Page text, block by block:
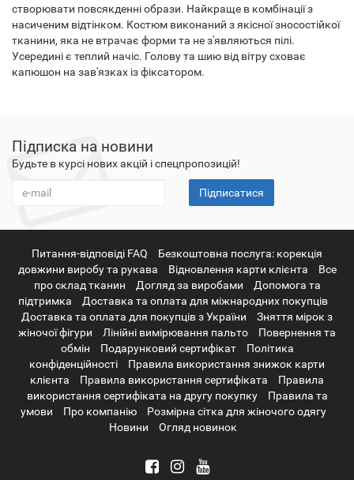
створювати повсякденні образи. Найкраще в комбінації з
насиченим відтінком. Костюм виконаний з якісної зносостійкої
тканини, яка не втрачає форми та не з'являються пілі.
Усередині є теплий начіс. Голову та шию від вітру сховає
капюшон на зав'язках із фіксатором.
Підписка на новини
Будьте в курсі нових акцій і спецпропозицій!
Підписатися
Питання-відповіді FAQ
Безкоштовна послуга: корекція
довжини виробу та рукава
Відновлення карти клієнта
Все
про склад тканин
Догляд за виробами
Допомога та
підтримка
Доставка та оплата для міжнародних покупців
Доставка та оплата для покупців з України
Зняття мірок з
жіночої фігури
Лінійні вимірювання пальто
Повернення та
обмін
Подарунковий сертифікат
Політика
конфіденційності
Правила використання знижок карти
клієнта
Правила використання сертифіката
Правила
використання сертифіката на другу покупку
Правила та
умови
Про компанію
Розмірна сітка для жіночого одягу
Новини
Огляд новинок